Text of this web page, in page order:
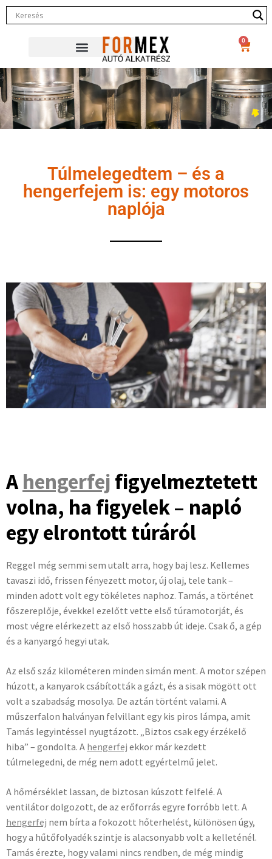
0
Túlmelegedtem – és a
hengerfejem is: egy motoros
naplója
Ahengerfej figyelmeztetett
volna, ha figyelek – napló
egy elrontott túráról
Reggel még semmi sem utalt arra, hogy baj lesz. Kellemes
tavaszi idő, frissen fényezett motor, új olaj, tele tank –
minden adott volt egy tökéletes naphoz. Tamás, a történet
főszereplője, évekkel ezelőtt vette első túramotorját, és
most végre elérkezett az első hosszabb út ideje. Csak ő, a gép
és a kanyargó hegyi utak.
Az első száz kilométeren minden simán ment. A motor szépen
húzott, a kanyarok csábították a gázt, és a sisak mögött ott
volt a szabadság mosolya. De aztán történt valami. A
műszerfalon halványan felvillant egy kis piros lámpa, amit
Tamás legyintéssel nyugtázott. „Biztos csak egy érzékelő
hiba” – gondolta. A hengerfej ekkor már kezdett
túlmelegedni, de még nem adott egyértelmű jelet.
A hőmérséklet lassan, de biztosan kúszott felfelé. A
ventilátor dolgozott, de az erőforrás egyre forróbb lett. A
hengerfej nem bírta a fokozott hőterhelést, különösen úgy,
hogy a hűtőfolyadék szintje is alacsonyabb volt a kelleténél.
Tamás érezte, hogy valami nincs rendben, de még mindig